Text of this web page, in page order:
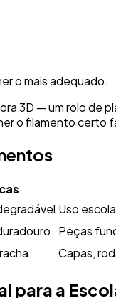
o mais adequado.
3D — um rolo de
o filamento certo
Uso
Peças
Capas,
para a